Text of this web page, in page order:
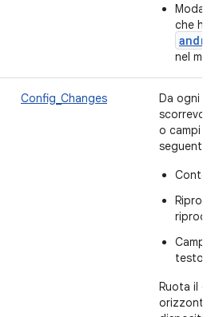
che
nel
Config_Changes
Da ogni
o campi
seguente
Campi
testo
Ruota il